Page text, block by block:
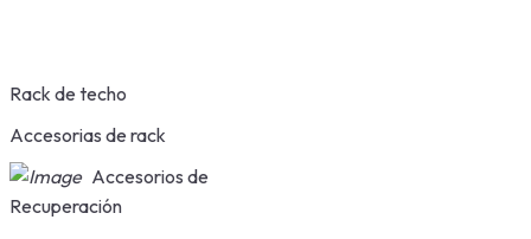
Rack de techo
Accesorias de rack
Accesorios de
Recuperación